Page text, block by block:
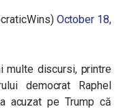
October 18,
multe discursi, printre
democrat Raphel
acuzat pe Trump că